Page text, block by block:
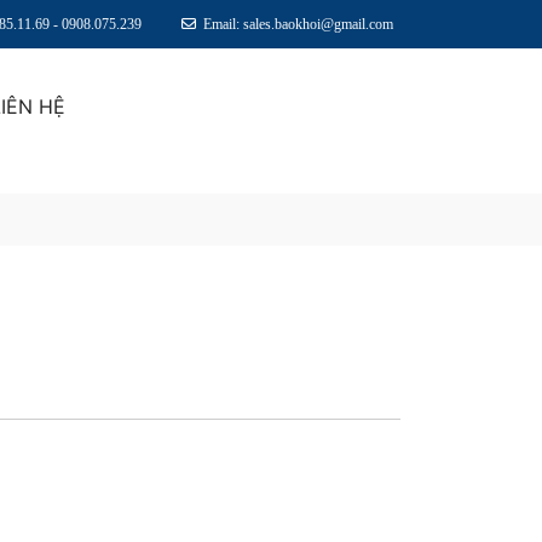
- 0908.075.239 Email: sales.baokhoi@gmail.com
HỆ